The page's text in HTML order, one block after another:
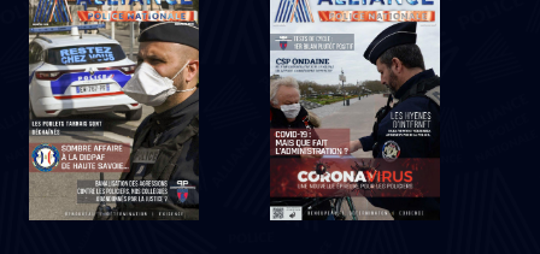
Juin 2021 Mars 2021